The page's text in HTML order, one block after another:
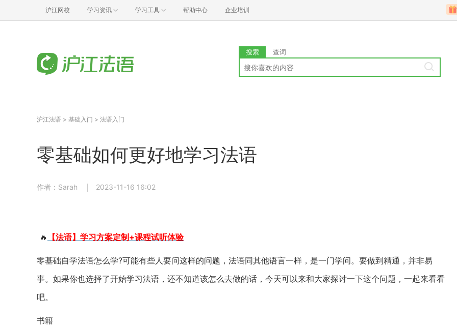
沪江网校 学习资讯 学习工具 帮助中心 企业培训
搜索 查词
沪江法语 > 基础入门 > 法语入门
零基础如何更好地学习法语
作者：Sarah 2023-11-16 16:02
🔥 【法语】学习方案定制+课程试听体验
零基础自学法语怎么学?可能有些人要问这样的问题，法语同其他语言一样，是一门学问。要做到精通，并非易
事。如果你也选择了开始学习法语，还不知道该怎么去做的话，今天可以来和大家探讨一下这个问题，一起来看看
吧。
书籍